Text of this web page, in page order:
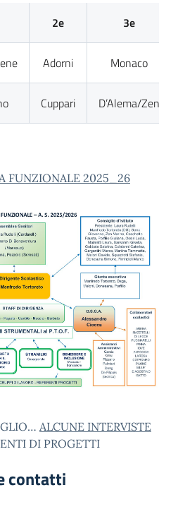
2e 3e
Adorni Monaco
Cuppari D’Alema/Zen
FUNZIONALE 2025_26
ALCUNE INTERVISTE
DI PROGETTI
contatti